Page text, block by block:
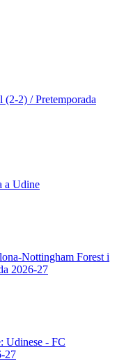
2) / Pretemporada
a Udine
Nottingham Forest i
2026-27
Udinese - FC
27